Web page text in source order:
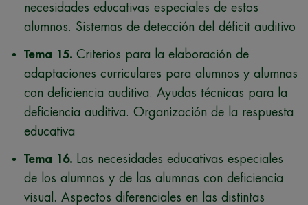
necesidades educativas especiales de estos
alumnos. Sistemas de detección del déficit auditivo
Tema 15. Criterios para la elaboración de
adaptaciones curriculares para alumnos y alumnas
con deficiencia auditiva. Ayudas técnicas para la
deficiencia auditiva. Organización de la respuesta
educativa
Tema 16. Las necesidades educativas especiales
de los alumnos y de las alumnas con deficiencia
visual. Aspectos diferenciales en las distintas